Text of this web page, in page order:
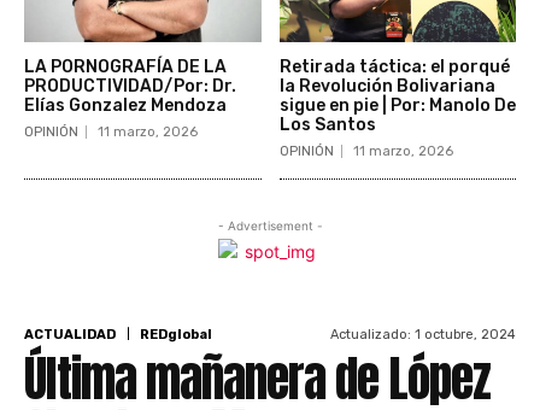
LA PORNOGRAFÍA DE LA
PRODUCTIVIDAD/Por: Dr.
Elías Gonzalez Mendoza
OPINIÓN 11 marzo, 2026
Retirada táctica: el porqué
la Revolución Bolivariana
sigue en pie | Por: Manolo De
Los Santos
OPINIÓN 11 marzo, 2026
- Advertisement -